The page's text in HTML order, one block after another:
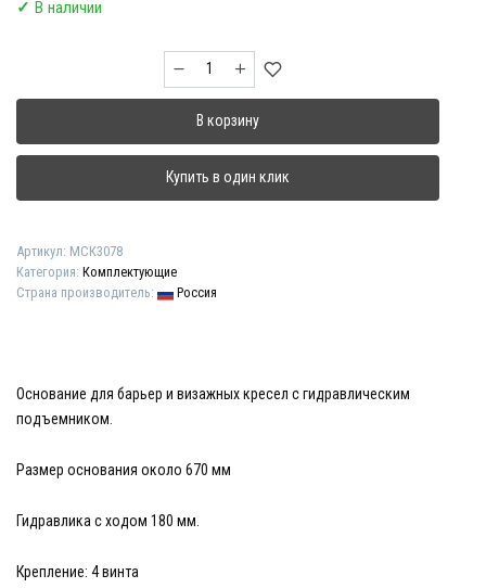
✓ В наличии
Количество
товара
основания
барбер
и
визажного
+
основание
В корзину
Купить в один клик
Артикул: МСК3078
Категория: Комплектующие
Страна производитель:
Россия
Основание для барьер и визажных кресел с гидравлическим
подъемником.
Размер основания около 670 мм
Гидравлика с ходом 180 мм.
Крепление: 4 винта